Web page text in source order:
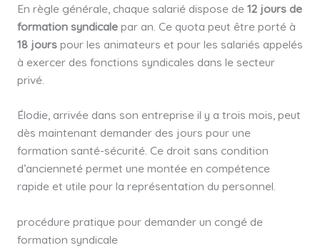
En règle générale, chaque salarié dispose de 12 jours de
formation syndicalepar an. Ce quota peut être porté à
18 jourspour les animateurs et pour les salariés appelés
à exercer des fonctions syndicales dans le secteur
privé.
Élodie, arrivée dans son entreprise il y a trois mois, peut
dès maintenant demander des jours pour une
formation santé-sécurité. Ce droit sans condition
d’ancienneté permet une montée en compétence
rapide et utile pour la représentation du personnel.
procédure pratique pour demander un congé de
formation syndicale